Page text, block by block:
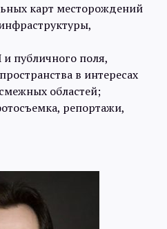
карт месторождений
публичного поля,
в интересах
областей;
репортажи,